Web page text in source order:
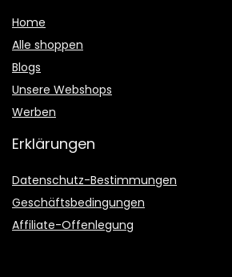
Home
Alle shoppen
Blogs
Unsere Webshops
Werben
Erklärungen
Datenschutz-Bestimmungen
Geschäftsbedingungen
Affiliate-Offenlegung